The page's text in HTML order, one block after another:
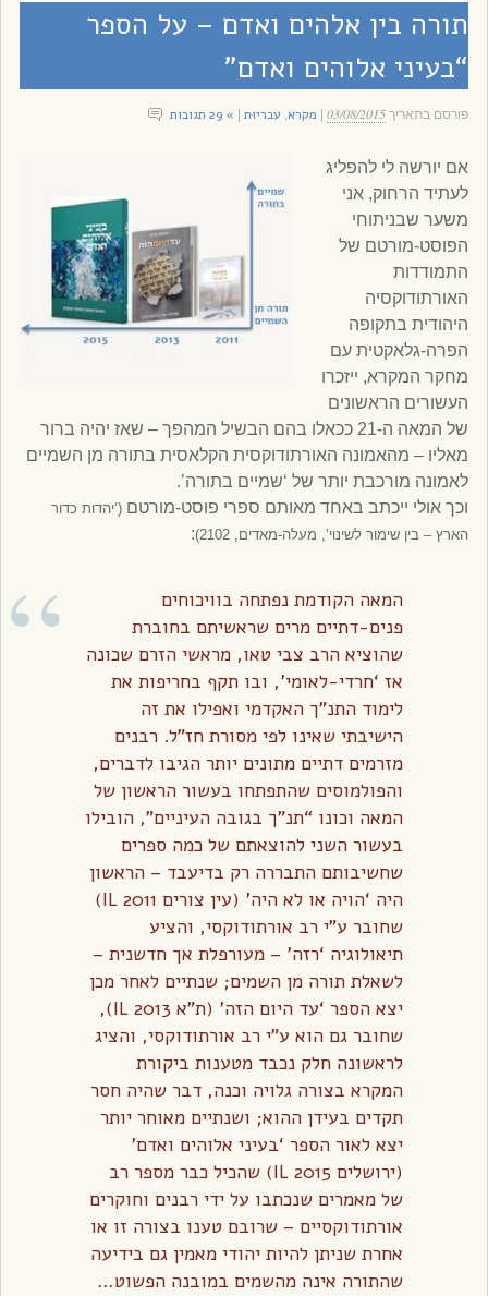
תורה בין אלהים ואדם – על הספר
“בעיני אלוהים ואדם”
פורסם בתאריך03/08/2015 מקרא, עבריוּת » 29 תגובות
אם יורשה לי להפליג
לעתיד הרחוק, אני
משער שבניתוחי
הפוסט-מורטם של
התמודדות
האורתודוקסיה
היהודית בתקופה
הפרה-גלאקטית עם
מחקר המקרא, ייזכרו
העשורים הראשונים
של המאה ה-21 ככאלו בהם הבשיל המהפך – שאז יהיה ברור
מאליו – מהאמונה האורתודוקסית הקלאסית בתורה מן השמיים
לאמונה מורכבת יותר של ‘שמיים בתורה’.
וכך אולי ייכתב באחד מאותם ספרי פוסט-מורטם(‘יהדות כדור
הארץ – בין שימור לשינוי’, מעלה-מאדים, 2102)
:
המאה הקודמת נפתחה בוויכוחים
פנים-דתיים מרים שראשיתם בחוברת
שהוציא הרב צבי טאו, מראשי הזרם שכונה
אז ‘חרדי-לאומי’, ובו תקף בחריפות את
לימוד התנ”ך האקדמי ואפילו את זה
הישיבתי שאינו לפי מסורת חז”ל. רבנים
מזרמים דתיים מתונים יותר הגיבו לדברים,
והפולמוסים שהתפתחו בעשור הראשון של
המאה וכונו “תנ”ך בגובה העיניים”, הובילו
בעשור השני להוצאתם של כמה ספרים
שחשיבותם התבררה רק בדיעבד – הראשון
היה ‘הויה או לא היה’ (עין צורים IL 2011)
שחובר ע”י רב אורתודוקסי, והציע
תיאולוגיה ‘רזה’ – מעורפלת אך חדשנית –
לשאלת תורה מן השמים; שנתיים לאחר מכן
יצא הספר ‘עד היום הזה’ (ת”א IL 2013),
שחובר גם הוא ע”י רב אורתודוקסי, והציג
לראשונה חלק נכבד מטענות ביקורת
המקרא בצורה גלויה וכנה, דבר שהיה חסר
תקדים בעידן ההוא; ושנתיים מאוחר יותר
יצא לאור הספר ‘בעיני אלוהים ואדם’
(ירושלים IL 2015) שהכיל כבר מספר רב
של מאמרים שנכתבו על ידי רבנים וחוקרים
אורתודוקסיים – שרובם טענו בצורה זו או
אחרת שניתן להיות יהודי מאמין גם בידיעה
שהתורה אינה מהשמים במובנה הפשוט…